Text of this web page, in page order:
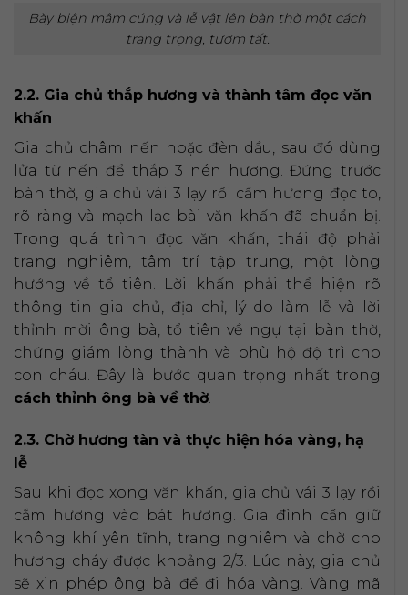
Bày biện mâm cúng và lễ vật lên bàn thờ một cách
trang trọng, tươm tất.
2.2. Gia chủ thắp hương và thành tâm đọc văn
khấn
Gia chủ châm nến hoặc đèn dầu, sau đó dùng
lửa từ nến để thắp 3 nén hương. Đứng trước
bàn thờ, gia chủ vái 3 lạy rồi cầm hương đọc to,
rõ ràng và mạch lạc bài văn khấn đã chuẩn bị.
Trong quá trình đọc văn khấn, thái độ phải
trang nghiêm, tâm trí tập trung, một lòng
hướng về tổ tiên. Lời khấn phải thể hiện rõ
thông tin gia chủ, địa chỉ, lý do làm lễ và lời
thỉnh mời ông bà, tổ tiên về ngự tại bàn thờ,
chứng giám lòng thành và phù hộ độ trì cho
con cháu. Đây là bước quan trọng nhất trong
cách thỉnh ông bà về thờ.
2.3. Chờ hương tàn và thực hiện hóa vàng, hạ
lễ
Sau khi đọc xong văn khấn, gia chủ vái 3 lạy rồi
cắm hương vào bát hương. Gia đình cần giữ
không khí yên tĩnh, trang nghiêm và chờ cho
hương cháy được khoảng 2/3. Lúc này, gia chủ
sẽ xin phép ông bà để đi hóa vàng. Vàng mã